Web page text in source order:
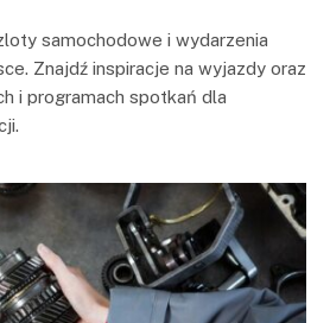
samochodowe i wydarzenia
Znajdź inspiracje na wyjazdy oraz
i programach spotkań dla